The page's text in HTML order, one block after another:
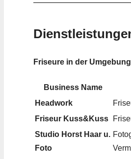
Friseure in der
Business Name
Headwork
Friseur Kuss&Kuss
Studio Horst Haar u.
Foto